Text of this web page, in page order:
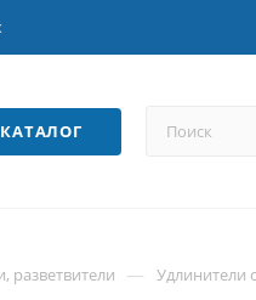
КАТАЛОГ
разветвители — Удлинители